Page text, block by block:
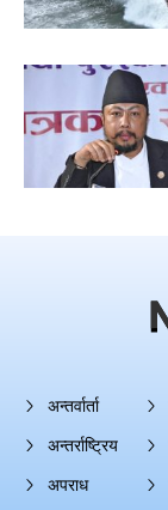
अन्तर्वार्ता
अन्तर्राष्ट्रिय
अपराध